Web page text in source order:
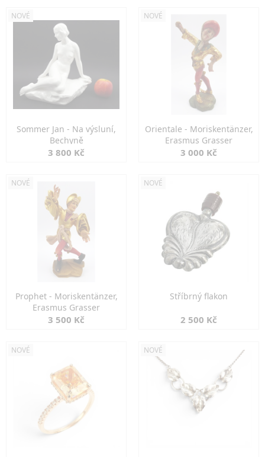
NOVÉ
Sommer Jan - Na výsluní,
Bechyně
3 800 Kč
NOVÉ
Orientale - Moriskentänzer,
Erasmus Grasser
3 000 Kč
NOVÉ
Prophet - Moriskentänzer,
Erasmus Grasser
3 500 Kč
NOVÉ
Stříbrný flakon
2 500 Kč
NOVÉ NOVÉ